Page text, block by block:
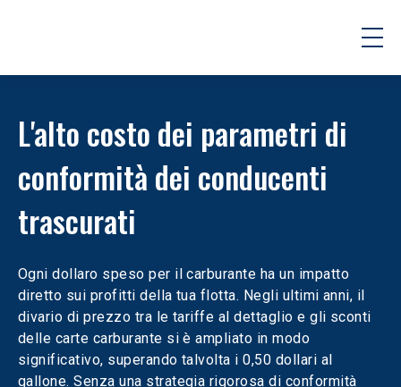
L'alto costo dei parametri di
conformità dei conducenti
trascurati
Ogni dollaro speso per il carburante ha un impatto
diretto sui profitti della tua flotta. Negli ultimi anni, il
divario di prezzo tra le tariffe al dettaglio e gli sconti
delle carte carburante si è ampliato in modo
significativo, superando talvolta i 0,50 dollari al
gallone. Senza una strategia rigorosa di conformità